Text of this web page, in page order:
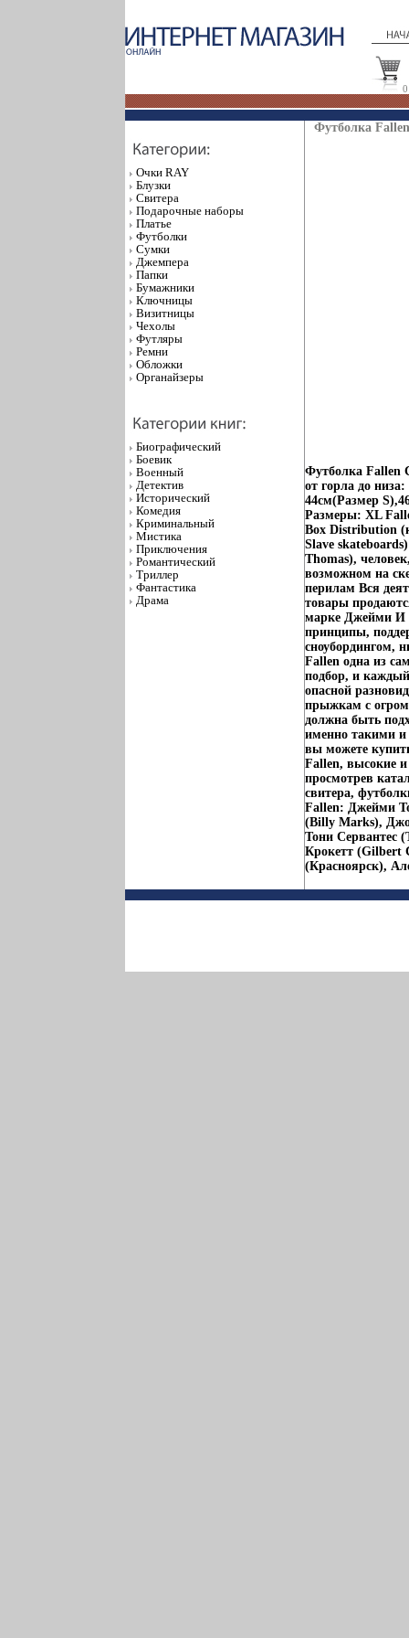
0
Очки RAY
Блузки
Свитера
Подарочные наборы
Платье
Футболки
Сумки
Джемпера
Папки
Бумажники
Ключницы
Визитницы
Чехолы
Футляры
Ремни
Обложки
Органайзеры
Биографический
Боевик
Военный
Детектив
Исторический
Комедия
Криминальный
Мистика
Приключения
Романтический
Триллер
Фантастика
Драма
Футболка
Футболка Fallen
от горла до
44см(Размер
Размеры: XL
Box Distribution
Slave
Thomas),
возможном на
перилам Вся
товары
марке Джейми И
принципы,
сноубордингом,
Fallen одна из
подбор, и каждый
опасной
прыжкам с
должна быть
именно такими и
вы можете
Fallen, высокие
просмотрев
свитера,
Fallen: Джейми
(Billy Marks),
Тони Сервантес
Крокетт (Gilbert
(Красноярск),